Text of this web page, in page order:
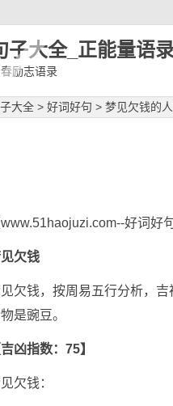
子大全_正能量语
励志语录
大全 > 好词好句 > 梦见欠钱的
www.51haojuzi.com--好词好句
欠钱
欠钱，按周易五行分析，
是豌豆。
吉凶指数：75】
欠钱：